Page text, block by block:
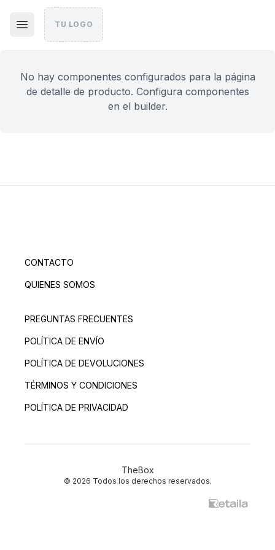
TU LOGO
No hay componentes configurados para la página
de detalle de producto. Configura componentes
en el builder.
CONTACTO
QUIENES SOMOS
PREGUNTAS FRECUENTES
POLÍTICA DE ENVÍO
POLÍTICA DE DEVOLUCIONES
TÉRMINOS Y CONDICIONES
POLÍTICA DE PRIVACIDAD
TheBox
© 2026 Todos los derechos reservados.